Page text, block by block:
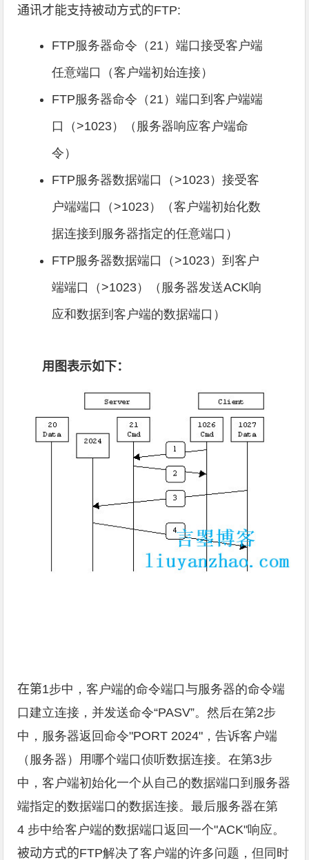
通讯才能支持被动方式的FTP:
FTP服务器命令（21）端口接受客户端
任意端口（客户端初始连接）
FTP服务器命令（21）端口到客户端端
口（>1023）（服务器响应客户端命
令）
FTP服务器数据端口（>1023）接受客
户端端口（>1023）（客户端初始化数
据连接到服务器指定的任意端口）
FTP服务器数据端口（>1023）到客户
端端口（>1023）（服务器发送ACK响
应和数据到客户端的数据端口）
用图表示如下：
在第1步中，客户端的命令端口与服务器的命令端
口建立连接，并发送命令“PASV”。然后在第2步
中，服务器返回命令"PORT 2024"，告诉客户端
（服务器）用哪个端口侦听数据连接。在第3步
中，客户端初始化一个从自己的数据端口到服务器
端指定的数据端口的数据连接。最后服务器在第
4 步中给客户端的数据端口返回一个"ACK"响应。
被动方式的FTP解决了客户端的许多问题，但同时